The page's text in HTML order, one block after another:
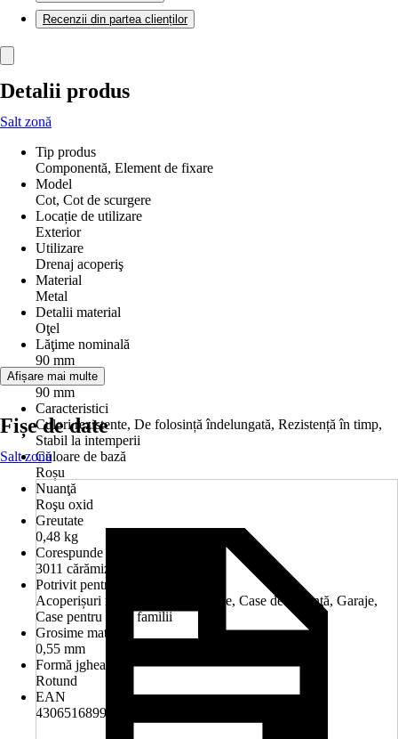
Recenzii din partea clienților
Detalii produs
Salt zonă
Tip produs
Componentă, Element de fixare
Model
Cot, Cot de scurgere
Locație de utilizare
Exterior
Utilizare
Drenaj acoperiş
Material
Metal
Detalii material
Oţel
Lăţime nominală
90 mm
Diametru
90 mm
Caracteristici
Culori rezistente, De folosință îndelungată, Rezistență în timp,
Stabil la intemperii
Culoare de bază
Roșu
Nuanţă
Roşu oxid
Greutate
0,48 kg
Corespunde nuanţei RAL
3011 cărămiziu
Potrivit pentru
Acoperișuri mici, Anexe, Balcoane, Case de vacanţă, Garaje,
Case pentru două familii
Grosime material
0,55 mm
Formă jgheab
Rotund
EAN
4306516899975, 5948988120318
Afișare mai multe
Fișe de date
Salt zonă